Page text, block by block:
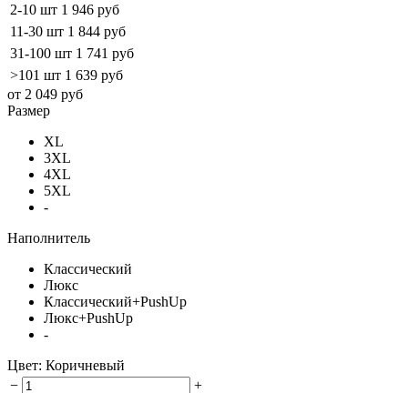
2-10 шт 1 946 руб
11-30 шт 1 844 руб
31-100 шт 1 741 руб
>101 шт 1 639 руб
от 2 049 руб
Размер
XL
3XL
4XL
5XL
-
Наполнитель
Классический
Люкс
Классический+PushUp
Люкс+PushUp
-
Цвет: Коричневый
−
+